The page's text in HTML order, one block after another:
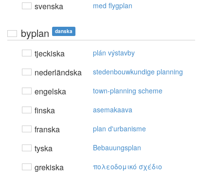
svenska med flygplan
byplan danska
tjeckiska plán výstavby
nederländska stedenbouwkundige planning
engelska town-planning scheme
finska asemakaava
franska plan d'urbanisme
tyska Bebauungsplan
grekiska πoλεoδoμικό σχέδιo